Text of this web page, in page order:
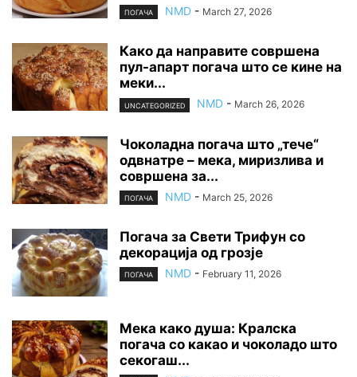
ПОГАЧА NMD - March 27, 2026
Како да направите совршена
пул-апарт погача што се кине на
меки...
UNCATEGORIZED NMD - March 26, 2026
Чоколадна погача што „тече“
одвнатре – мека, миризлива и
совршена за...
ПОГАЧА NMD - March 25, 2026
Погача за Свети Трифун со
декорација од грозје
ПОГАЧА NMD - February 11, 2026
Мека како душа: Кралска
погача со какао и чоколадо што
секогаш...